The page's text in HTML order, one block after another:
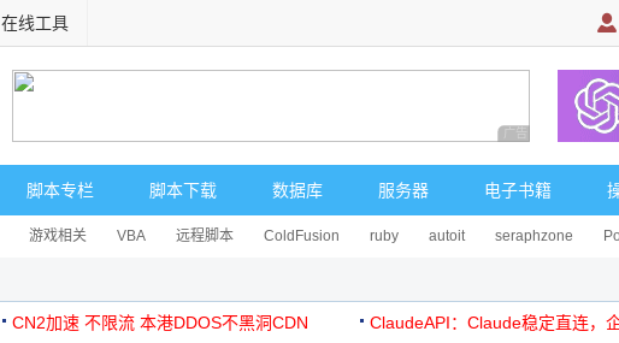
在线工具
广告 商业广告，理
脚本专栏 脚本下载 数据库 服务器 电子书籍
游戏相关 VBA 远程脚本 ColdFusion ruby autoit seraphzone
CN2加速 不限流 本港DDOS不黑洞CDN ClaudeAPI：Claude稳定直连，